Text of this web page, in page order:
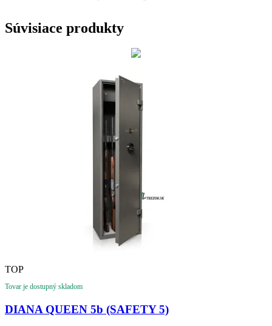
Súvisiace produkty
TOP
Tovar je dostupný skladom
DIANA QUEEN 5b (SAFETY 5)